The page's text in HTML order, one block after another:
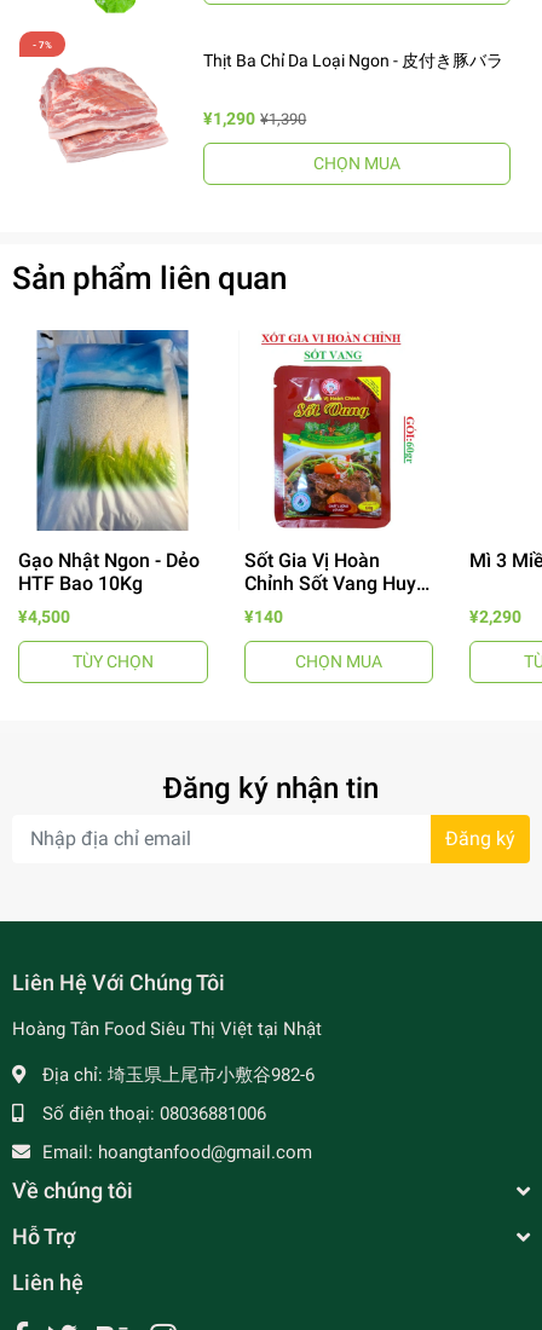
- 7%
Thịt Ba Chỉ Da Loại Ngon - 皮付き豚バラ
¥1,290 ¥1,390
CHỌN MUA
Sản phẩm liên quan
Gạo Nhật Ngon - Dẻo
HTF Bao 10Kg
¥4,500
TÙY CHỌN
Sốt Gia Vị Hoàn
Chỉnh Sốt Vang Huy
Tuấn
¥140
CHỌN MUA
Mì 3
¥2,290
Đăng ký nhận tin
Đăng ký
Liên Hệ Với Chúng Tôi
Hoàng Tân Food Siêu Thị Việt tại Nhật
Địa chỉ: 埼玉県上尾市小敷谷982-6
Số điện thoại: 08036881006
Email: hoangtanfood@gmail.com
Về chúng tôi
Hỗ Trợ
Liên hệ